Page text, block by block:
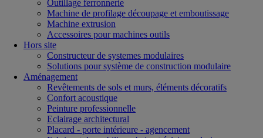
Outillage ferronnerie
Machine de profilage découpage et emboutissage
Machine extrusion
Accessoires pour machines outils
Hors site
Constructeur de systemes modulaires
Solutions pour système de construction modulaire
Aménagement
Revêtements de sols et murs, éléments décoratifs
Confort acoustique
Peinture professionnelle
Eclairage architectural
Placard - porte intérieure - agencement